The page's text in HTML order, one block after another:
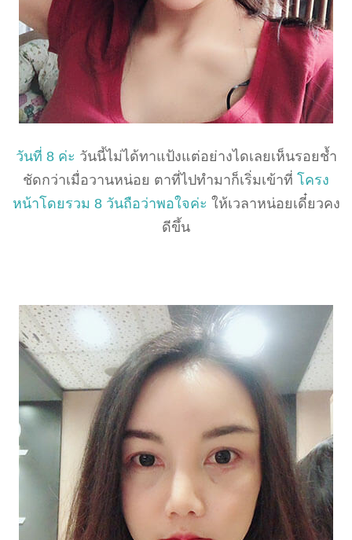
วันที่ 8 ค่ะ วันนี้ไม่ได้ทาแป้งแต่อย่างไดเลยเห็นรอยช้ำ
ชัดกว่าเมื่อวานหน่อย ตาที่ไปทำมาก็เริ่มเข้าที่ โครง
หน้าโดยรวม 8 วันถือว่าพอใจค่ะ ให้เวลาหน่อยเดี๋ยวคง
ดีขึ้น